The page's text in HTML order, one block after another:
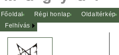
Főoldal Régi honlap Oldaltérkép
Felhívás